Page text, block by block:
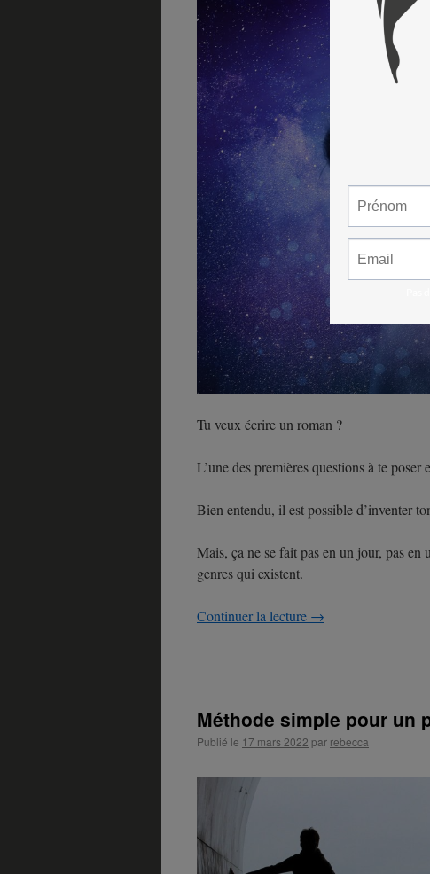
Tu veux écrire un roman ?
L’une des premières questions à te
Bien entendu, il est possible d’inventer
Mais, ça ne se fait pas en un jour, pas en
genres qui existent.
Continuer la lecture →
Méthode simple pour un
Publié le 17 mars 2022 par rebecca